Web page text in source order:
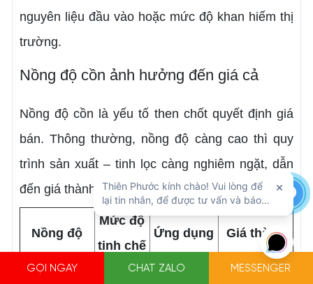
nguyên liệu đầu vào hoặc mức độ khan hiếm thị
trường.
Nồng độ cồn ảnh hưởng đến giá cả
Nồng độ cồn là yếu tố then chốt quyết định giá
bán. Thông thường, nồng độ càng cao thì quy
trình sản xuất – tinh lọc càng nghiêm ngặt, dẫn
đến giá thành cao hơn:
Nồng độ
Mức độ
tinh chế
Ứng dụng Giá thành
Sát khuẩn
GỌI NGAY CHAT ZALO MESSENGER